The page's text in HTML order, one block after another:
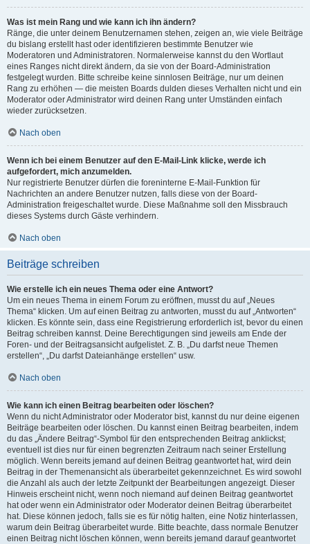
Was ist mein Rang und wie kann ich ihn ändern?
Ränge, die unter deinem Benutzernamen stehen, zeigen an, wie viele Beiträge
du bislang erstellt hast oder identifizieren bestimmte Benutzer wie
Moderatoren und Administratoren. Normalerweise kannst du den Wortlaut
eines Ranges nicht direkt ändern, da sie von der Board-Administration
festgelegt wurden. Bitte schreibe keine sinnlosen Beiträge, nur um deinen
Rang zu erhöhen — die meisten Boards dulden dieses Verhalten nicht und ein
Moderator oder Administrator wird deinen Rang unter Umständen einfach
wieder zurücksetzen.
Nach oben
Wenn ich bei einem Benutzer auf den E-Mail-Link klicke, werde ich
aufgefordert, mich anzumelden.
Nur registrierte Benutzer dürfen die foreninterne E-Mail-Funktion für
Nachrichten an andere Benutzer nutzen, falls diese von der Board-
Administration freigeschaltet wurde. Diese Maßnahme soll den Missbrauch
dieses Systems durch Gäste verhindern.
Nach oben
Beiträge schreiben
Wie erstelle ich ein neues Thema oder eine Antwort?
Um ein neues Thema in einem Forum zu eröffnen, musst du auf „Neues
Thema“ klicken. Um auf einen Beitrag zu antworten, musst du auf „Antworten“
klicken. Es könnte sein, dass eine Registrierung erforderlich ist, bevor du einen
Beitrag schreiben kannst. Deine Berechtigungen sind jeweils am Ende der
Foren- und der Beitragsansicht aufgelistet. Z. B. „Du darfst neue Themen
erstellen“, „Du darfst Dateianhänge erstellen“ usw.
Nach oben
Wie kann ich einen Beitrag bearbeiten oder löschen?
Wenn du nicht Administrator oder Moderator bist, kannst du nur deine eigenen
Beiträge bearbeiten oder löschen. Du kannst einen Beitrag bearbeiten, indem
du das „Ändere Beitrag“-Symbol für den entsprechenden Beitrag anklickst;
eventuell ist dies nur für einen begrenzten Zeitraum nach seiner Erstellung
möglich. Wenn bereits jemand auf deinen Beitrag geantwortet hat, wird dein
Beitrag in der Themenansicht als überarbeitet gekennzeichnet. Es wird sowohl
die Anzahl als auch der letzte Zeitpunkt der Bearbeitungen angezeigt. Dieser
Hinweis erscheint nicht, wenn noch niemand auf deinen Beitrag geantwortet
hat oder wenn ein Administrator oder Moderator deinen Beitrag überarbeitet
hat. Diese können jedoch, falls sie es für nötig halten, eine Notiz hinterlassen,
warum dein Beitrag überarbeitet wurde. Bitte beachte, dass normale Benutzer
einen Beitrag nicht löschen können, wenn bereits jemand darauf geantwortet